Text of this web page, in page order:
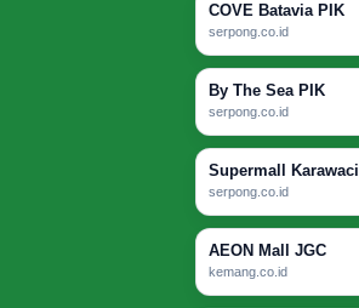
COVE Batavia PIK
serpong.co.id
By The Sea PIK
serpong.co.id
Supermall Karawaci
serpong.co.id
AEON Mall JGC
kemang.co.id